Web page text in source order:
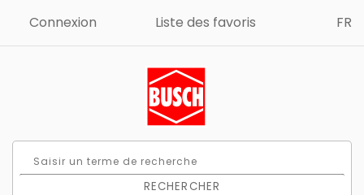
Connexion Liste des favoris FR
RECHERCHER